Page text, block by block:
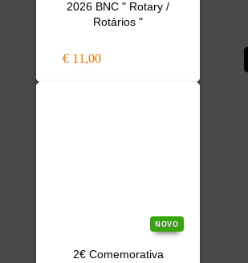
2026 BNC " Rotary /
Rotários "
€ 11,00
NOVO
2€ Comemorativa